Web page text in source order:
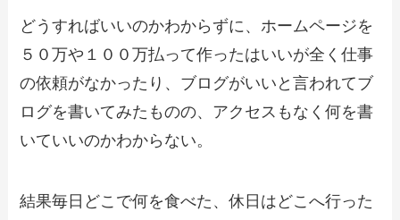
どうすればいいのかわからずに、ホームページを
５０万や１００万払って作ったはいいが全く仕事
の依頼がなかったり、ブログがいいと言われてブ
ログを書いてみたものの、アクセスもなく何を書
いていいのかわからない。
結果毎日どこで何を食べた、休日はどこへ行った